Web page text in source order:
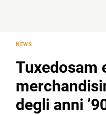
NEWS
Tuxedosam
degli anni